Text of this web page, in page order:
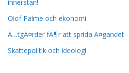
innerstan!
Olof Palme och ekonomi
Ã…tgÃ¤rder fÃ¶r att sprida Ã¤gandet
Skattepolitik och ideologi